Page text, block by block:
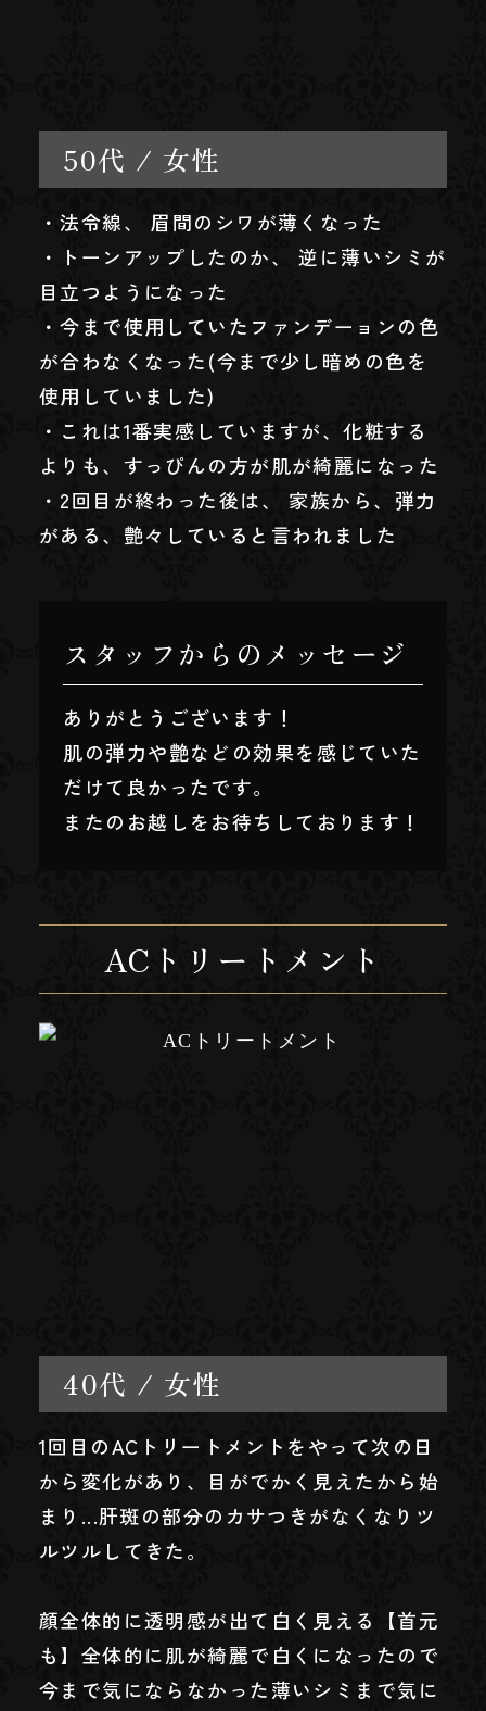
50代 / 女性
・法令線、 眉間のシワが薄くなった
・トーンアップしたのか、 逆に薄いシミが
目立つようになった
・今まで使用していたファンデーョンの色
が合わなくなった(今まで少し暗めの色を
使用していました)
・これは1番実感していますが、化粧する
よりも、すっぴんの方が肌が綺麗になった
・2回目が終わった後は、 家族から、弾力
がある、艶々していると言われました
スタッフからのメッセージ
ありがとうございます！
肌の弾力や艶などの効果を感じていた
だけて良かったです。
またのお越しをお待ちしております！
ACトリートメント
40代 / 女性
1回目のACトリートメントをやって次の日
から変化があり、目がでかく見えたから始
まり...肝斑の部分のカサつきがなくなりツ
ルツルしてきた。
顔全体的に透明感が出て白く見える【首元
も】全体的に肌が綺麗で白くになったので
今まで気にならなかった薄いシミまで気に